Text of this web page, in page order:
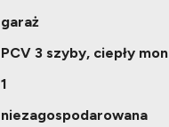
garaż
PCV 3 szyby, ciepły
1
niezagospodarowana